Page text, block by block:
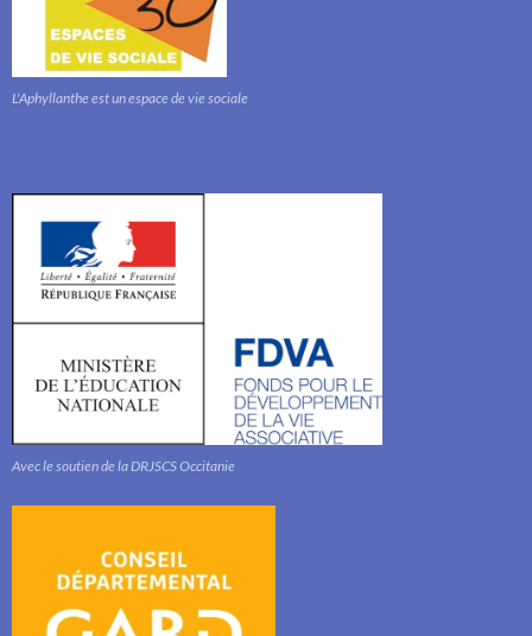
L'Aphyllanthe est un espace de vie sociale
Avec le soutien de la DRJSCS Occitanie